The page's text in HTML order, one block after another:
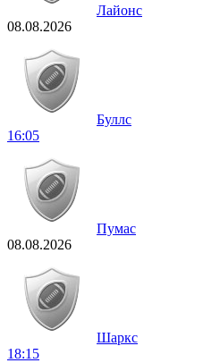
Лайонс
08.08.2026
Буллс
16:05
Пумас
08.08.2026
Шаркс
18:15